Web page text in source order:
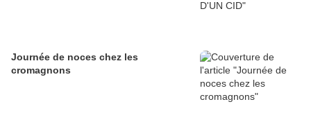
Journée de noces chez les
cromagnons